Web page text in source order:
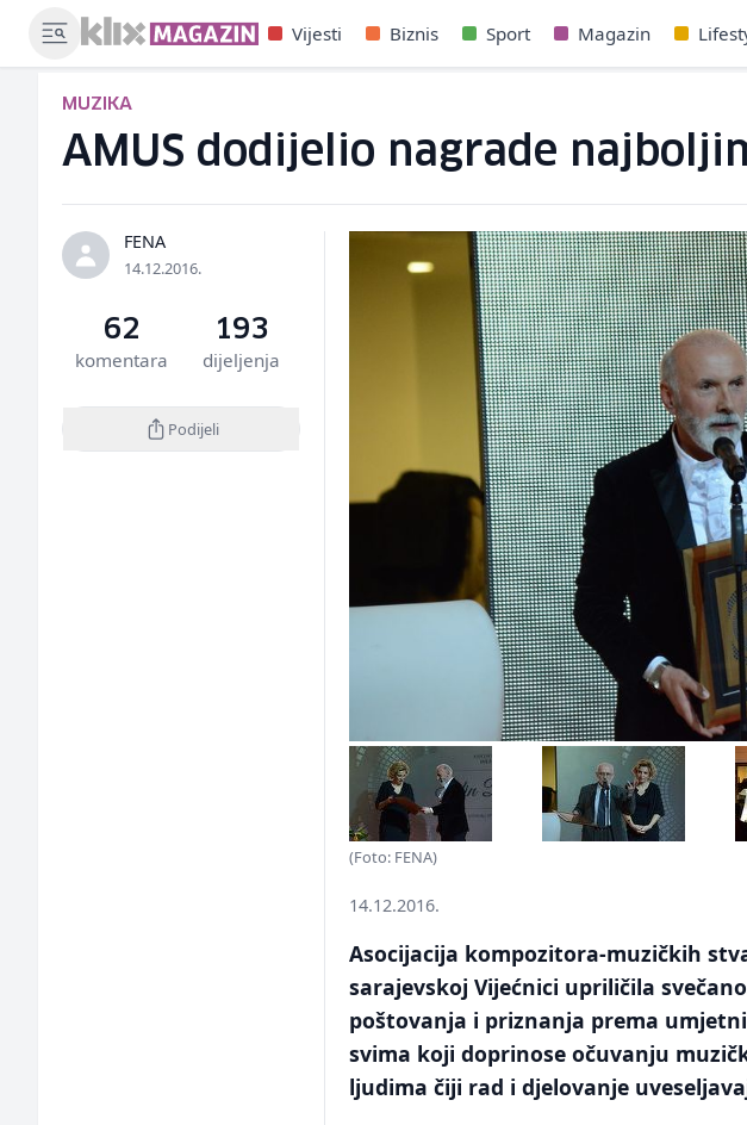
Vijesti Biznis Sport Magazin
MUZIKA
AMUS dodijelio nagrade
FENA
14.12.2016.
62
komentara
193
dijeljenja
Podijeli
(Foto: FENA)
14.12.2016.
Asocijacija kompozitora-muzičkih
sarajevskoj Vijećnici upriličila
poštovanja i priznanja prema
svima koji doprinose očuvanju
ljudima čiji rad i djelovanje